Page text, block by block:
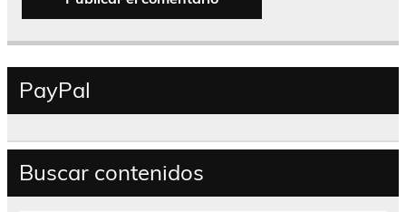
PayPal
Buscar contenidos